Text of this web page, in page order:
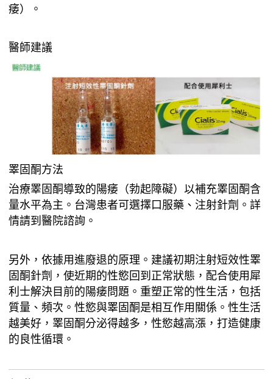
痿）。
醫師建議
睪固酮方法
治療睪固酮導致的陽痿（勃起障礙）以補充睪固酮含
量水平為主。台灣患者可選擇口服藥、注射針劑。詳
情請到醫院諮詢。
另外，依據用進廢退的原理。建議初期注射短效性睪
固酮針劑，使近期的性慾回到正常狀態，配合使用犀
利士解決目前的陽痿問題。重塑正常的性生活，包括
質量、頻次。性慾與睪固酮是相互作用關係。性生活
越美好，睪固酮分泌得越多，性慾越高漲，打造健康
的良性循環。